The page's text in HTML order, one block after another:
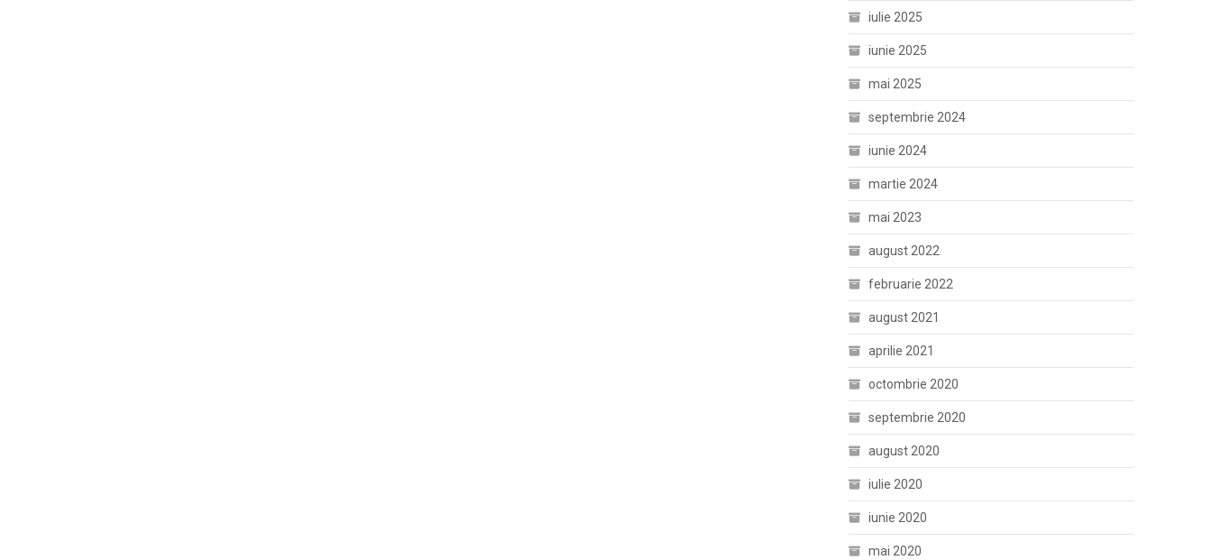
iulie 2025
iunie 2025
mai 2025
septembrie 2024
iunie 2024
martie 2024
mai 2023
august 2022
februarie 2022
august 2021
aprilie 2021
octombrie 2020
septembrie 2020
august 2020
iulie 2020
iunie 2020
mai 2020